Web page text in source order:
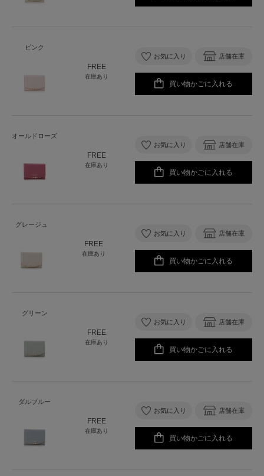
ピンク
FREE
在庫あり
お気に入り 店舗在庫
買い物かごに入れる
オールドローズ
FREE
在庫あり
お気に入り 店舗在庫
買い物かごに入れる
グレージュ
FREE
在庫あり
お気に入り 店舗在庫
買い物かごに入れる
グリーン
FREE
在庫あり
お気に入り 店舗在庫
買い物かごに入れる
ダルブルー
FREE
在庫あり
お気に入り 店舗在庫
買い物かごに入れる